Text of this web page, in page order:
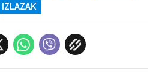
IZLAZAK